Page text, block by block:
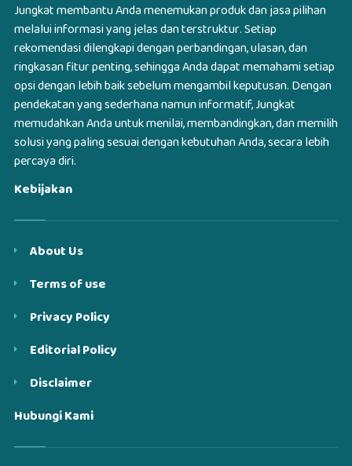
Jungkat membantu Anda menemukan produk dan jasa pilihan
melalui informasi yang jelas dan terstruktur. Setiap
rekomendasi dilengkapi dengan perbandingan, ulasan, dan
ringkasan fitur penting, sehingga Anda dapat memahami setiap
opsi dengan lebih baik sebelum mengambil keputusan. Dengan
pendekatan yang sederhana namun informatif, Jungkat
memudahkan Anda untuk menilai, membandingkan, dan memilih
solusi yang paling sesuai dengan kebutuhan Anda, secara lebih
percaya diri.
Kebijakan
About Us
Terms of use
Privacy Policy
Editorial Policy
Disclaimer
Hubungi Kami